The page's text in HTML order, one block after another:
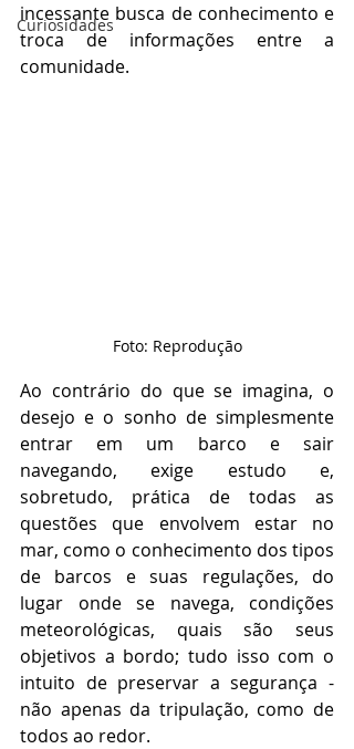
Curiosidades
incessante busca de conhecimento e
troca de informações entre a
comunidade.
Foto: Reprodução
Ao contrário do que se imagina, o
desejo e o sonho de simplesmente
entrar em um barco e sair
navegando, exige estudo e,
sobretudo, prática de todas as
questões que envolvem estar no
mar, como o conhecimento dos tipos
de barcos e suas regulações, do
lugar onde se navega, condições
meteorológicas, quais são seus
objetivos a bordo; tudo isso com o
intuito de preservar a segurança -
não apenas da tripulação, como de
todos ao redor.